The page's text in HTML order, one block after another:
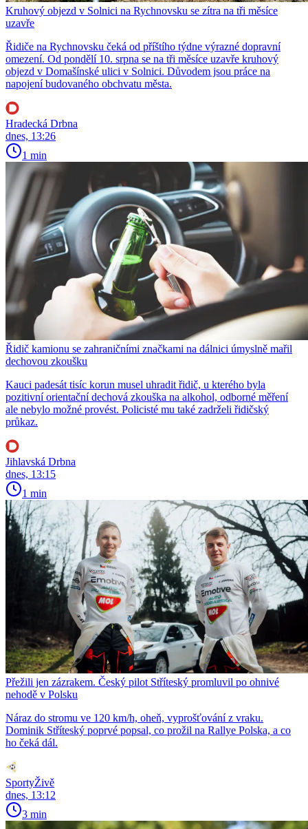
Kruhový objezd v Solnici na Rychnovsku se zítra na tři měsíce
uzavře
Řidiče na Rychnovsku čeká od příštího týdne výrazné dopravní
omezení. Od pondělí 10. srpna se na tři měsíce uzavře kruhový
objezd v Domašínské ulici v Solnici. Důvodem jsou práce na
napojení budovaného obchvatu města.
Hradecká Drbna
dnes, 13:26
1 min
Řidič kamionu se zahraničními značkami na dálnici úmyslně mařil
dechovou zkoušku
Kauci padesát tisíc korun musel uhradit řidič, u kterého byla
pozitivní orientační dechová zkouška na alkohol, odborné měření
ale nebylo možné provést. Policisté mu také zadrželi řidičský
průkaz.
Jihlavská Drbna
dnes, 13:15
1 min
Přežili jen zázrakem. Český pilot Stříteský promluvil po ohnivé
nehodě v Polsku
Náraz do stromu ve 120 km/h, oheň, vyprošťování z vraku.
Dominik Stříteský poprvé popsal, co prožil na Rallye Polska, a co
ho čeká dál.
SportyŽivě
dnes, 13:12
3 min